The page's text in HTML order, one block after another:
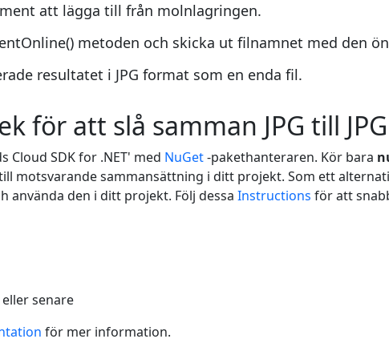
att lägga till från molnlagringen.
metoden och skicka ut filnamnet med den
resultatet i JPG format som en enda fil.
för att slå samman JPG till JPG
Cloud SDK for .NET' med NuGet-pakethanteraren. Kör bara
motsvarande sammansättning i ditt projekt. Som ett
använda den i ditt projekt. Följ dessa Instructions för att
eller senare
för mer information.